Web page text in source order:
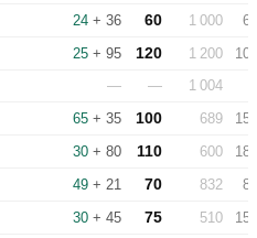
24 + 36 60 1 000
25 + 95 120 1 200
— — 1 004
65 + 35 100 689
30 + 80 110 600
49 + 21 70 832
30 + 45 75 510